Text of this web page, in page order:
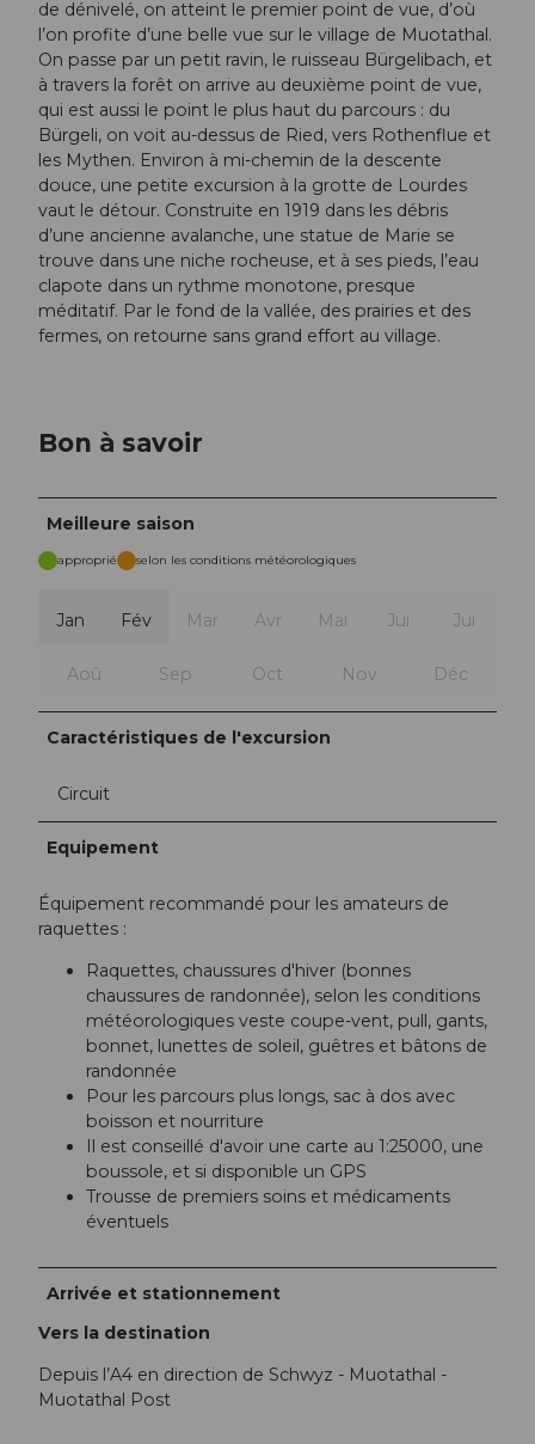
de dénivelé, on atteint le premier point de vue, d’où
l’on profite d’une belle vue sur le village de Muotathal.
On passe par un petit ravin, le ruisseau Bürgelibach, et
à travers la forêt on arrive au deuxième point de vue,
qui est aussi le point le plus haut du parcours : du
Bürgeli, on voit au-dessus de Ried, vers Rothenflue et
les Mythen. Environ à mi-chemin de la descente
douce, une petite excursion à la grotte de Lourdes
vaut le détour. Construite en 1919 dans les débris
d’une ancienne avalanche, une statue de Marie se
trouve dans une niche rocheuse, et à ses pieds, l’eau
clapote dans un rythme monotone, presque
méditatif. Par le fond de la vallée, des prairies et des
fermes, on retourne sans grand effort au village.
Bon à savoir
Meilleure saison
approprié selon les conditions météorologiques
Jan Fév Mar Avr Mai Jui Jui
Aoû Sep Oct Nov Déc
Caractéristiques de l'excursion
Circuit
Equipement
Équipement recommandé pour les amateurs de
raquettes :
Raquettes, chaussures d'hiver (bonnes
chaussures de randonnée), selon les conditions
météorologiques veste coupe-vent, pull, gants,
bonnet, lunettes de soleil, guêtres et bâtons de
randonnée
Pour les parcours plus longs, sac à dos avec
boisson et nourriture
Il est conseillé d'avoir une carte au 1:25000, une
boussole, et si disponible un GPS
Trousse de premiers soins et médicaments
éventuels
Arrivée et stationnement
Vers la destination
Depuis l’A4 en direction de Schwyz - Muotathal -
Muotathal Post